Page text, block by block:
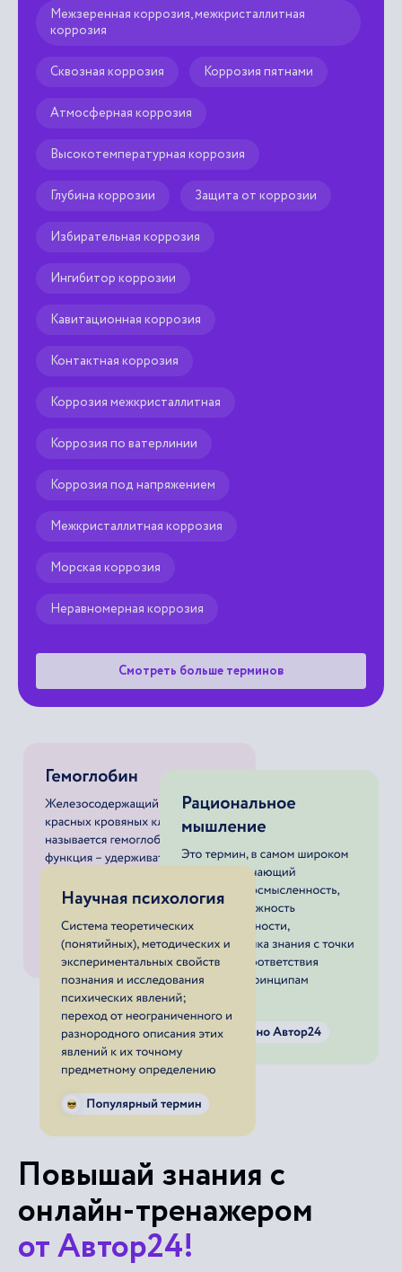
Межзеренная коррозия, межкристаллитная
коррозия
Сквозная коррозия Коррозия пятнами
Атмосферная коррозия
Высокотемпературная коррозия
Глубина коррозии Защита от коррозии
Избирательная коррозия
Ингибитор коррозии
Кавитационная коррозия
Контактная коррозия
Коррозия межкристаллитная
Коррозия по ватерлинии
Коррозия под напряжением
Межкристаллитная коррозия
Морская коррозия
Неравномерная коррозия
Смотреть больше терминов
Повышай знания с
онлайн-тренажером
от Автор24!